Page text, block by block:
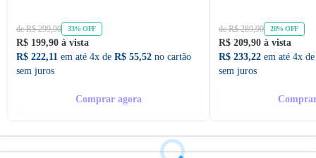
de R$ 299,90 33% OFF
R$ 199,90 à vista
R$ 222,11 em até 4x de R$ 55,52 no cartão
sem juros
Comprar agora
de R$ 289,90 28% OFF
R$ 209,90 à vista
R$ 233,22 em até 4x
sem juros